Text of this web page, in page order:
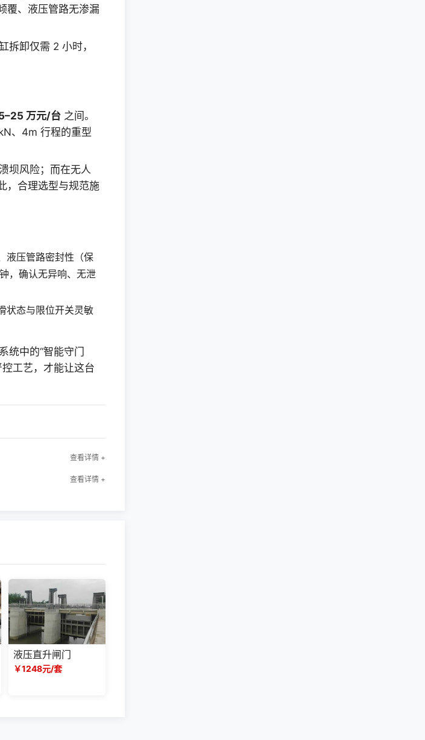
覆、液压管路无渗漏
拆卸仅需 2 小时，
万元/台 之间。
、4m 行程的重型
坝风险；而在无人
，合理选型与规范施
液压管路密封性（保
，确认无异响、无泄
状态与限位开关灵敏
统中的“智能守门
工艺，才能让这台
查看详情 +
查看详情 +
液压直升闸门
￥1248元/套